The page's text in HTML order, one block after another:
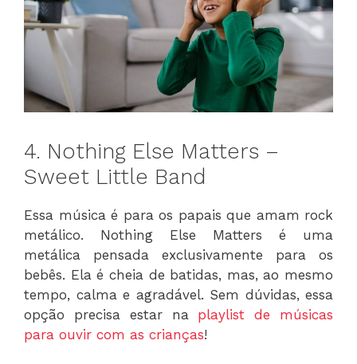
4. Nothing Else Matters –
Sweet Little Band
Essa música é para os papais que amam rock
metálico. Nothing Else Matters é uma
metálica pensada exclusivamente para os
bebês. Ela é cheia de batidas, mas, ao mesmo
tempo, calma e agradável. Sem dúvidas, essa
opção precisa estar na playlist de músicas
para ouvir com as crianças!